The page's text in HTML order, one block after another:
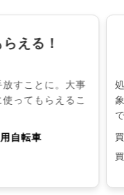
える！
すことに。大事
ってもらえるこ
自転車